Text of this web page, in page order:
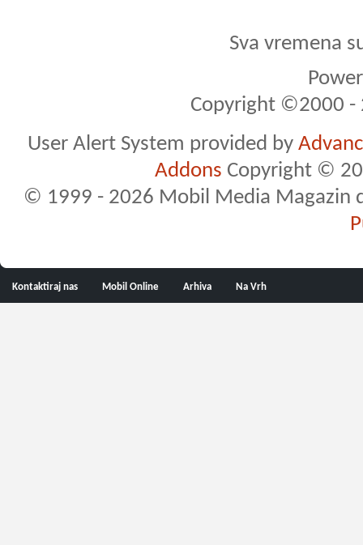
Sva vremena
Copyright ©2000 -
User Alert System provided by
Addons Copyright ©
© 1999 - 2026 Mobil Media Magazin
Kontaktiraj nas Mobil Online Arhiva Na Vrh